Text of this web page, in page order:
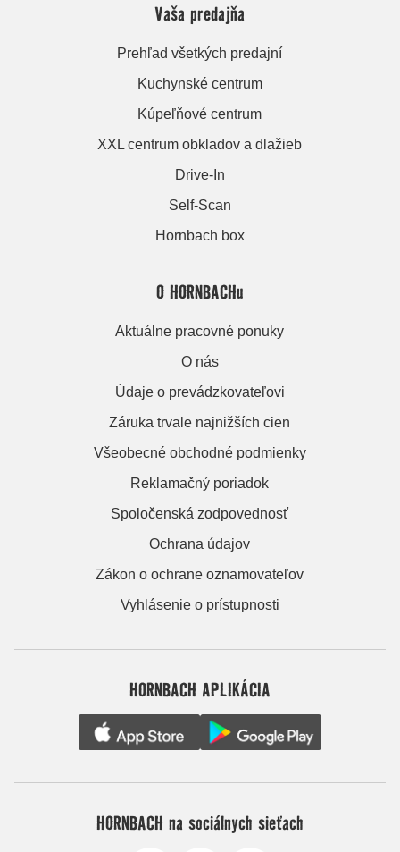
Vaša predajňa
Prehľad všetkých predajní
Kuchynské centrum
Kúpeľňové centrum
XXL centrum obkladov a dlažieb
Drive-In
Self-Scan
Hornbach box
O HORNBACHu
Aktuálne pracovné ponuky
O nás
Údaje o prevádzkovateľovi
Záruka trvale najnižších cien
Všeobecné obchodné podmienky
Reklamačný poriadok
Spoločenská zodpovednosť
Ochrana údajov
Zákon o ochrane oznamovateľov
Vyhlásenie o prístupnosti
HORNBACH APLIKÁCIA
HORNBACH na sociálnych sieťach